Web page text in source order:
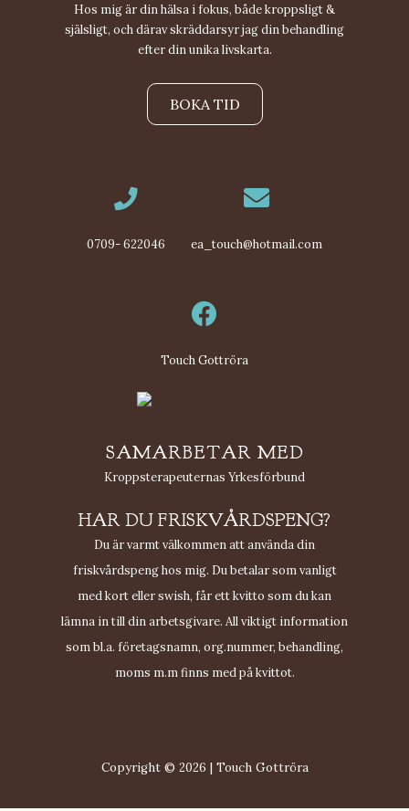
Hos mig är din hälsa i fokus, både kroppsligt &
själsligt, och därav skräddarsyr jag din behandling
efter din unika livskarta.
BOKA TID
0709- 622046 ea_touch@hotmail.com
Touch Gottröra
SAMARBETAR MED
Kroppsterapeuternas Yrkesförbund
HAR DU FRISKVÅRDSPENG?
Du är varmt välkommen att använda din
friskvårdspeng hos mig. Du betalar som vanligt
med kort eller swish, får ett kvitto som du kan
lämna in till din arbetsgivare. All viktigt information
som bl.a. företagsnamn, org.nummer, behandling,
moms m.m finns med på kvittot.
Copyright © 2026 | Touch Gottröra